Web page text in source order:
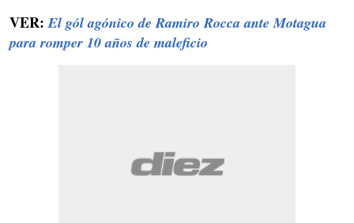
VER:El gól agónico de Ramiro Rocca ante Motagua
para romper 10 años de maleficio